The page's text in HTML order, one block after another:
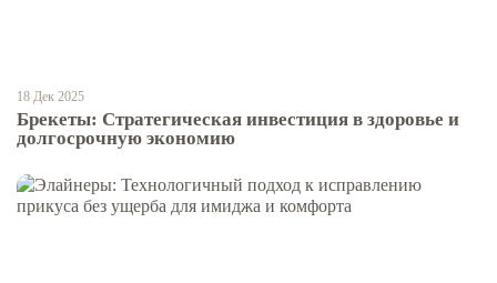
18 Дек 2025
Брекеты: Стратегическая инвестиция в здоровье и
долгосрочную экономию